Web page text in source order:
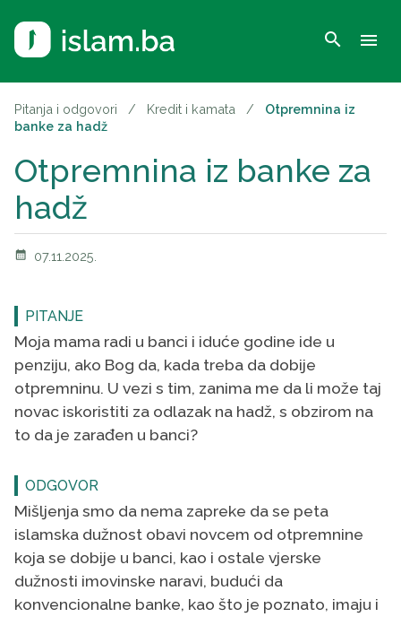
search menu
Pitanja i odgovori / Kredit i kamata /
Otpremnina iz
banke za hadž
Otpremnina iz banke za
hadž
calendar_month 07.11.2025.
PITANJE
Moja mama radi u banci i iduće godine ide u
penziju, ako Bog da, kada treba da dobije
otpremninu. U vezi s tim, zanima me da li može taj
novac iskoristiti za odlazak na hadž, s obzirom na
to da je zarađen u banci?
ODGOVOR
Mišljenja smo da nema zapreke da se peta
islamska dužnost obavi novcem od otpremnine
koja se dobije u banci, kao i ostale vjerske
dužnosti imovinske naravi, budući da
konvencionalne banke, kao što je poznato, imaju i